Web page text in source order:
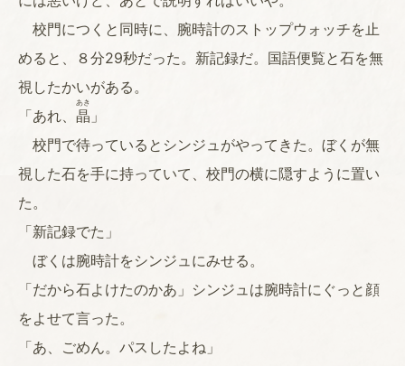
校門につくと同時に、腕時計のストップウォッチを止
めると、８分29秒だった。新記録だ。国語便覧と石を無
視したかいがある。
「あれ、 晶
あき
」
校門で待っているとシンジュがやってきた。ぼくが無
視した石を手に持っていて、校門の横に隠すように置い
た。
「新記録でた」
ぼくは腕時計をシンジュにみせる。
「だから石よけたのかあ」シンジュは腕時計にぐっと顔
をよせて言った。
「あ、ごめん。パスしたよね」